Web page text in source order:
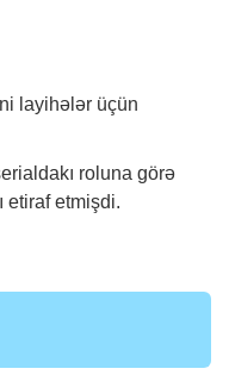
layihələr üçün
roluna görə
etiraf etmişdi.